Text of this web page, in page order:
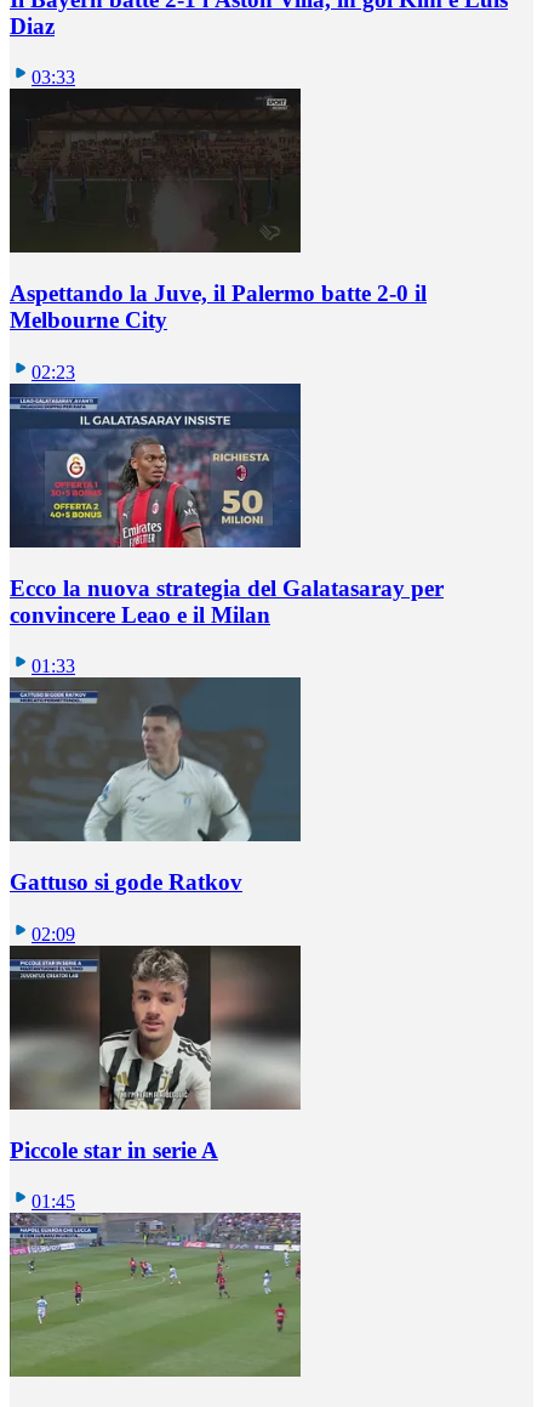
Diaz
03:33
Aspettando la Juve, il Palermo batte 2-0 il
Melbourne City
02:23
Ecco la nuova strategia del Galatasaray per
convincere Leao e il Milan
01:33
Gattuso si gode Ratkov
02:09
Piccole star in serie A
01:45